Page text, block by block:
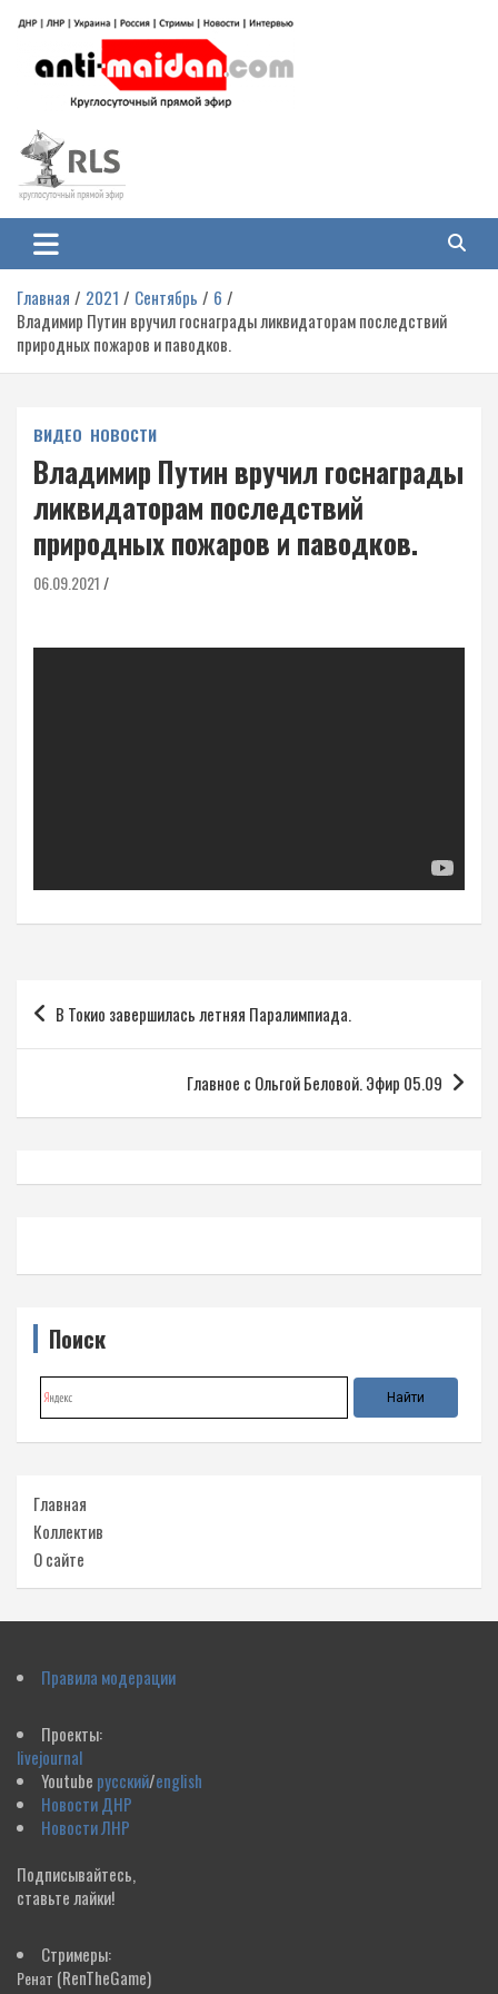
содержимому
Антимайдан: Гражданская война
на Украине
гражданской войне на Украине, включая события в Новороссии, ДНР,
ЛНР и других регионах.
Главная 2021 Сентябрь
6
Владимир Путин вручил госнаграды ликвидаторам последствий
природных пожаров и паводков.
ВИДЕО НОВОСТИ
Владимир Путин вручил госнаграды
ликвидаторам последствий
природных пожаров и паводков.
06.09.2021
Навигация
по
В Токио завершилась летняя Паралимпиада.
Главное с Ольгой Беловой. Эфир 05.09
Поиск
Главная
Коллектив
О сайте
Правила модерации
Проекты:
livejournal
Youtube русский/english
Новости ДНР
Новости ЛНР
Подписывайтесь,
ставьте лайки!
Стримеры:
Ренат (RenTheGame)